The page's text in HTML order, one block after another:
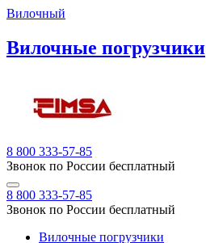
Вилочный
Вилочные погрузчики
8 800 333-57-85
Звонок по России бесплатный
8 800 333-57-85
Звонок по России бесплатный
Вилочные погрузчики